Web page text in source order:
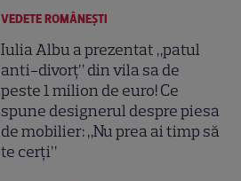
VEDETE ROMÂNEŞTI
Iulia Albu a prezentat „patul
anti-divorț” din vila sa de
peste 1 milion de euro! Ce
spune designerul despre piesa
de mobilier: „Nu prea ai timp să
te cerți”